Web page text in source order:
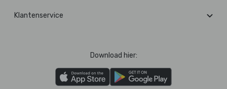
Klantenservice
Download hier: